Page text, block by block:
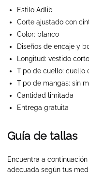
Estilo Adlib
Corte ajustado con
Color: blanco
Diseños de encaje y
Longitud: vestido corto
Tipo de cuello: cuello
Tipo de mangas: sin
Cantidad limitada
Entrega gratuita
Guía de tallas
Encuentra a
adecuada según tus